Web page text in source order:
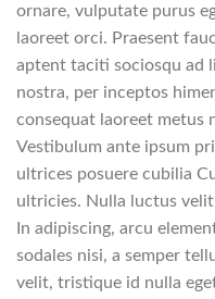
ornare, vulputate purus
laoreet orci. Praesent
aptent taciti sociosqu ad
nostra, per inceptos
consequat laoreet metus
Vestibulum ante ipsum
ultrices posuere cubilia
ultricies. Nulla luctus
In adipiscing, arcu
sodales nisi, a semper
velit, tristique id nulla